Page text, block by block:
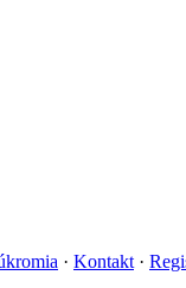
· Kontakt ·